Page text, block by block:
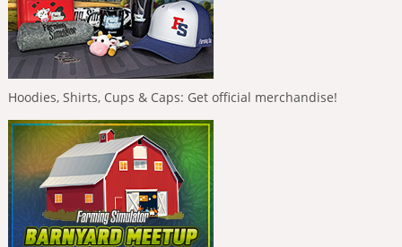
Hoodies, Shirts, Cups & Caps: Get official merchandise!